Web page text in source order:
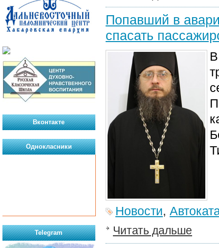
Попавший в
спасать
Новости,
Читать дальше
Вконтакте
Однокласники
Telegram